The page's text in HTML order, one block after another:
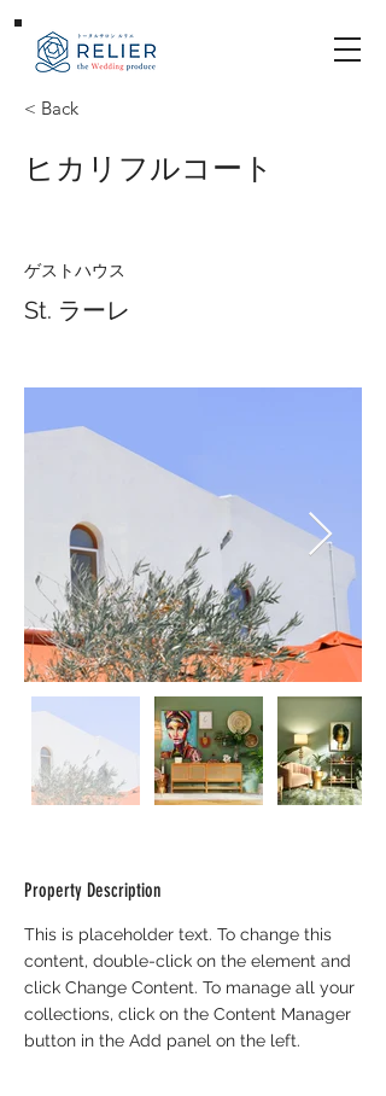
< Back
ヒカリフルコート
ゲストハウス
St. ラーレ
Property Description
This is placeholder text. To change this
content, double-click on the element and
click Change Content. To manage all your
collections, click on the Content Manager
button in the Add panel on the left.